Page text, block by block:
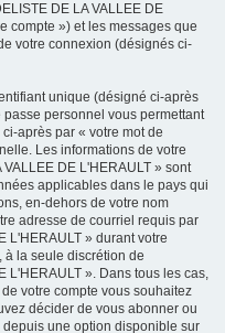
DE LA VALLEE DE
compte ») et les messages que
votre connexion (désignés ci-
unique (désigné ci-après
passe personnel vous permettant
après par « votre mot de
Les informations de votre
DE L'HERAULT » sont
applicables dans le pays qui
en-dehors de votre nom
adresse de courriel requis par
L'HERAULT » durant votre
à la seule discrétion de
L'HERAULT ». Dans tous les cas,
votre compte vous souhaitez
décider de vous abonner ou
une option disponible sur